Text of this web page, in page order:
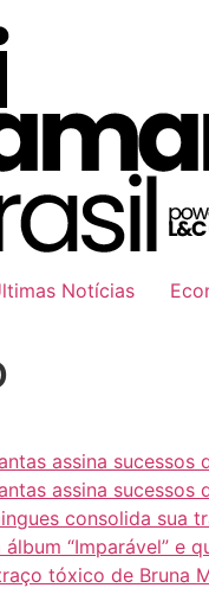
Notícias
assina
assina
consolida sua
álbum “Imparável” e
tóxico de Bruna